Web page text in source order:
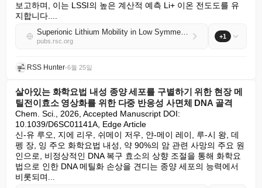
보고하며, 이는 LSSI의 높은 계산적 예측 Li+ 이온 전도도를 유
지합니다....
Superionic Lithium Mobility in Low Symmetry Li7Si2S7I Polymorph Accessed via Si2S7 Dimer Reorientation
pubs.rsc.org
+1
RSS Hunter•6월 25일
살아있는 화학요법 내성 종양 세포를 구별하기 위한 현장 메
틸전이효소 영상화를 위한 다중 반응성 사면체 DNA 골격
Chem. Sci., 2026, Accepted Manuscript DOI:
10.1039/D6SC01141A, Edge Article
신-유 루오, 지에 리우, 쉬메이 저우, 얀-메이 레이, 루-시 왕, 데
펭 장, 잉 주오 화학요법 내성, 약 90%의 암 관련 사망의 주요 원
인으로, 비정상적인 DNA 복구 효소의 상향 조절을 통해 화학요
법으로 인한 DNA 메틸화 손상을 견디는 종양 세포의 능력에서
비롯되며...